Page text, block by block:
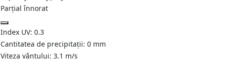
Parțial înnorat
Index UV: 0.3
Cantitatea de precipitații: 0 mm
Viteza vântului: 3.1 m/s